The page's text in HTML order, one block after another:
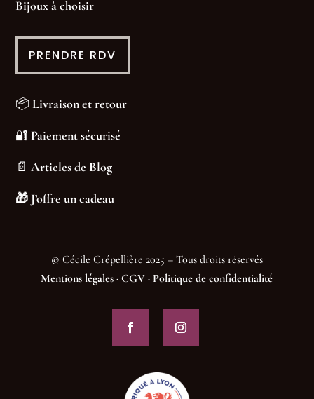
Bijoux à choisir
PRENDRE RDV
📦Livraison et retour
🔐 Paiement sécurisé
📄Articles de Blog
🎁 J’offre un cadeau
© Cécile Crépellière 2025 – Tous droits réservés
Mentions légales ·CGV · Politique de confidentialité